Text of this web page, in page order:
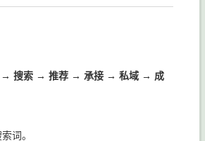
→ 搜索 → 推荐 → 承接 → 私域 → 成
词。